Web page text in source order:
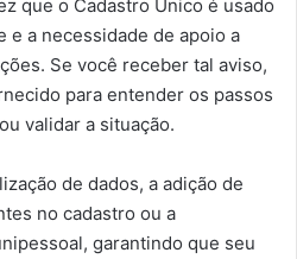
que o Cadastro Único é usado
e a necessidade de apoio a
Se você receber tal aviso,
para entender os passos
validar a situação.
de dados, a adição de
no cadastro ou a
garantindo que seu